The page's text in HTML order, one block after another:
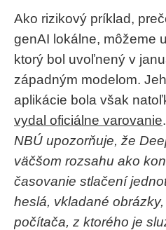
Ako rizikový príklad,
genAI lokálne, môžeme
ktorý bol uvoľnený v
západným modelom.
aplikácie bola však
vydal oficiálne varovanie.
NBÚ upozorňuje, že
väčšom rozsahu ako
časovanie stlačení
heslá, vkladané
počítača, z ktorého je